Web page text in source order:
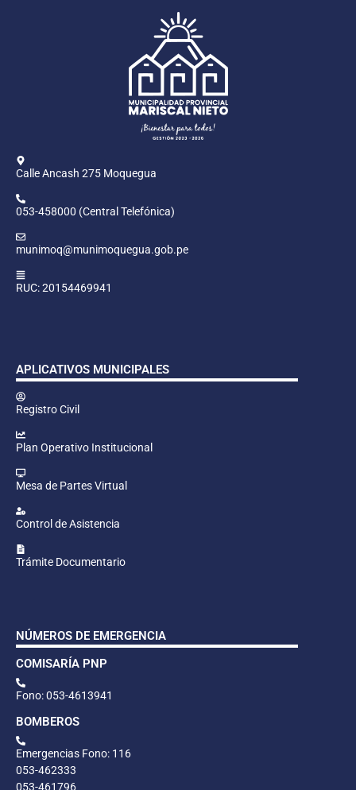
Calle Ancash 275 Moquegua
053-458000 (Central Telefónica)
munimoq@munimoquegua.gob.pe
RUC: 20154469941
APLICATIVOS MUNICIPALES
Registro Civil
Plan Operativo Institucional
Mesa de Partes Virtual
Control de Asistencia
Trámite Documentario
NÚMEROS DE EMERGENCIA
COMISARÍA PNP
Fono: 053-4613941
BOMBEROS
Emergencias Fono: 116
053-462333
053-461796